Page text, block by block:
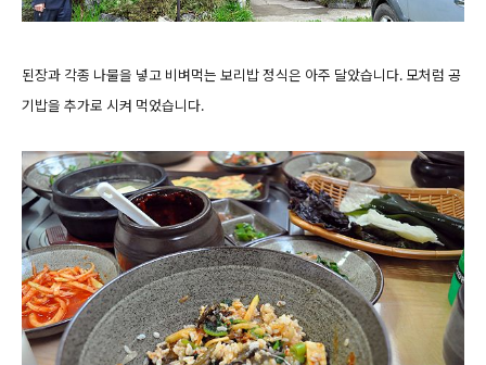
된장과 각종 나물을 넣고 비벼먹는 보리밥 정식은 아주 달았습니다. 모처럼 공
기밥을 추가로 시켜 먹었습니다.